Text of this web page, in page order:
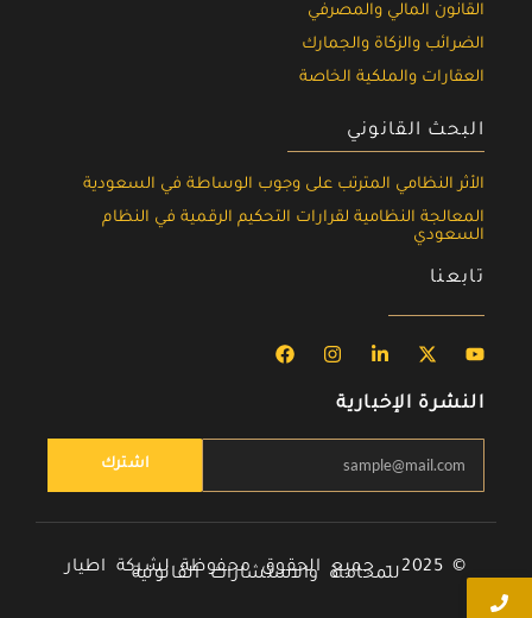
القانون المالي والمصرفي
الضرائب والزكاة والجمارك
العقارات والملكية الخاصة
البحث القانوني
الأثر النظامي المترتب على وجوب الوساطة في السعودية
المعالجة النظامية لقرارات التحكيم الرقمية في النظام
السعودي
تابعنا
النشرة الإخبارية
اشترك
© 2025 – جميع الحقوق محفوظة لشركة اطيار
للمحاماة والاستشارات القانونية